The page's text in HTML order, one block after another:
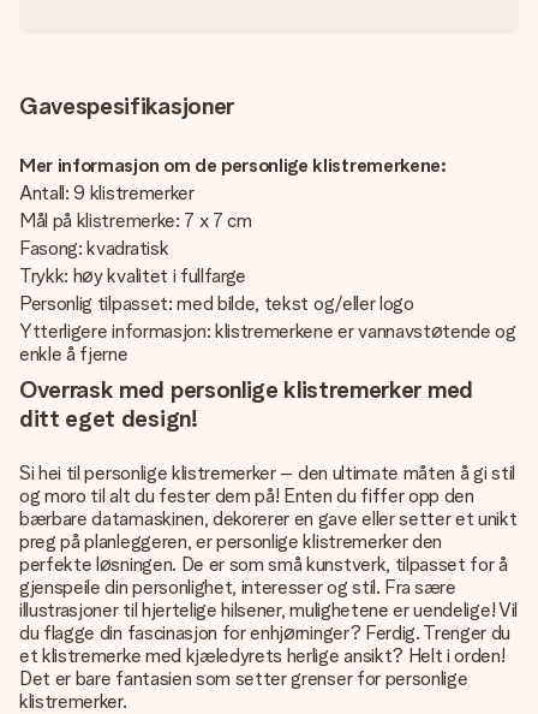
Gavespesifikasjoner
Mer informasjon om de personlige klistremerkene:
Antall: 9 klistremerker
Mål på klistremerke: 7 x 7 cm
Fasong: kvadratisk
Trykk: høy kvalitet i fullfarge
Personlig tilpasset: med bilde, tekst og/eller logo
Ytterligere informasjon: klistremerkene er vannavstøtende og
enkle å fjerne
Overrask med personlige klistremerker med
ditt eget design!
Si hei til personlige klistremerker – den ultimate måten å gi stil
og moro til alt du fester dem på! Enten du fiffer opp den
bærbare datamaskinen, dekorerer en gave eller setter et unikt
preg på planleggeren, er personlige klistremerker den
perfekte løsningen. De er som små kunstverk, tilpasset for å
gjenspeile din personlighet, interesser og stil. Fra sære
illustrasjoner til hjertelige hilsener, mulighetene er uendelige! Vil
du flagge din fascinasjon for enhjørninger? Ferdig. Trenger du
et klistremerke med kjæledyrets herlige ansikt? Helt i orden!
Det er bare fantasien som setter grenser for personlige
klistremerker.